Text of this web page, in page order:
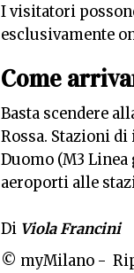
I visitatori
esclusivamente
Come
Basta scendere
Rossa. Stazioni
Duomo (M3
aeroporti alle
Di Viola Francini
© myMilano -